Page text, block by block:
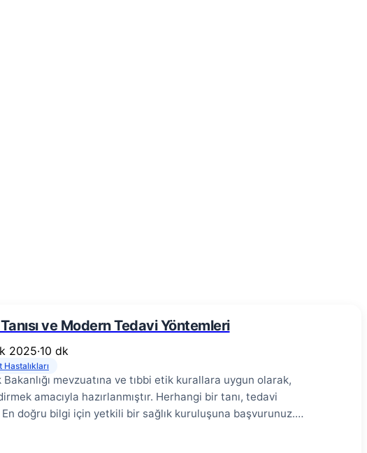
ve Modern Tedavi Yöntemleri
2025·10 dk
Hastalıkları
mevzuatına ve tıbbi etik kurallara uygun olarak,
amacıyla hazırlanmıştır. Herhangi bir tanı, tedavi
doğru bilgi için yetkili bir sağlık kuruluşuna başvurunuz.